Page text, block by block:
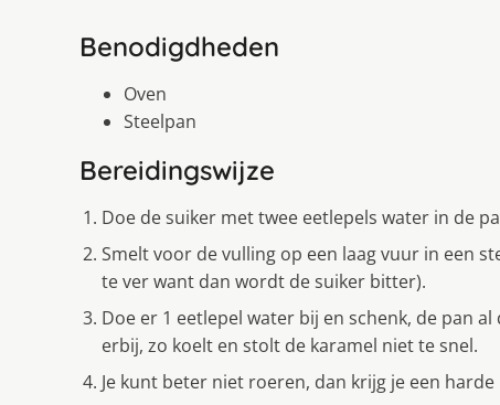
Benodigdheden
Oven
Steelpan
Bereidingswijze
Doe de suiker met twee eetlepels water in de
Smelt voor de vulling op een laag vuur in een
te ver want dan wordt de suiker bitter).
Doe er 1 eetlepel water bij en schenk, de pan
erbij, zo koelt en stolt de karamel niet te snel.
Je kunt beter niet roeren, dan krijg je een